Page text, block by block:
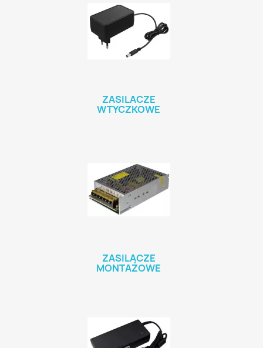
ZASILACZE
WTYCZKOWE
ZASILACZE
MONTAŻOWE